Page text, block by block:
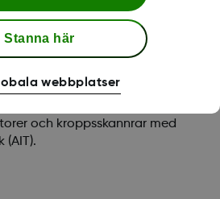
jag flyger?
och kroppsskannrar med
(AIT).
Stanna här
webbplatser